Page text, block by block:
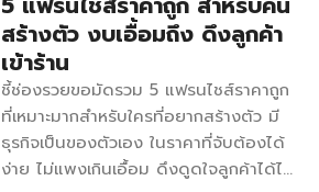
200,000 บาท ติดต่อ 092-9616192
Facebook แฟรนไชส์กองจูปิ้งย่างสไตล์
เกาหลี สิ่งที่ได้รับ ร้านปิ้งย่างไซส์กลาง
โต๊ะไม้ธีม ส้ม-ดำ เซ็ตอุปกรณ์สำหรับขาย
10 ชุด กระทะเกาหลีอีก 5 ใบ มอมส์ ทัช
ค่า Franchise 290,000 บาท ติดต่อ
087-4989789 […]
สร้างตัว งบเอื้อมถึง ดึงลูกค้า
เข้าร้าน
ชี้ช่องรวยขอมัดรวม 5 แฟรนไชส์ราคาถูก
ที่เหมาะมากสำหรับใครที่อยากสร้างตัว มี
ธุรกิจเป็นของตัวเอง ในราคาที่จับต้องได้
ง่าย ไม่แพงเกินเอื้อม ดึงดูดใจลูกค้าได้ไม่